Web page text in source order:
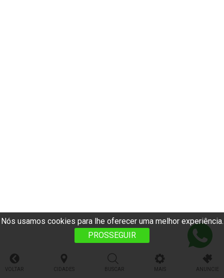
Nós usamos cookies para lhe oferecer uma melhor experiência.
PROSSEGUIR
VOLTAR CIDADES BUSCAR MAIS ANUNCIE